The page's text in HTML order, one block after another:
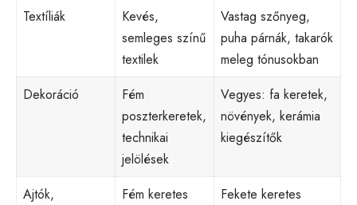
Textíliák
Kevés,
semleges színű
textilek
Vastag szőnyeg,
puha párnák, takarók
meleg tónusokban
Dekoráció
Fém
poszterkeretek,
technikai
jelölések
Vegyes: fa keretek,
növények, kerámia
kiegészítők
Ajtók,
Fém keretes
Fekete keretes